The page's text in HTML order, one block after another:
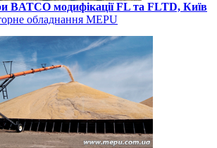
BATCO модифікації FL та FLTD, Київ
обладнання MEPU